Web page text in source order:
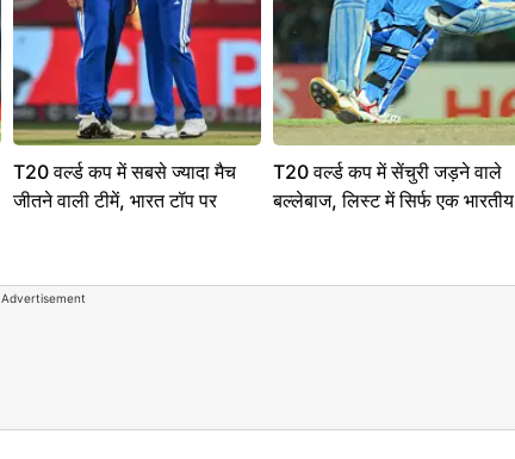
T20 वर्ल्ड कप में सबसे ज्यादा मैच
जीतने वाली टीमें, भारत टॉप पर
T20 वर्ल्ड कप में सेंचुरी जड़ने वाले
बल्लेबाज, लिस्ट में सिर्फ एक भारतीय
Advertisement